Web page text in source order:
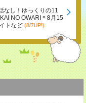
なし！ゆっくりの11
NO OWARI＊8月15
トなど (8/7UP!)